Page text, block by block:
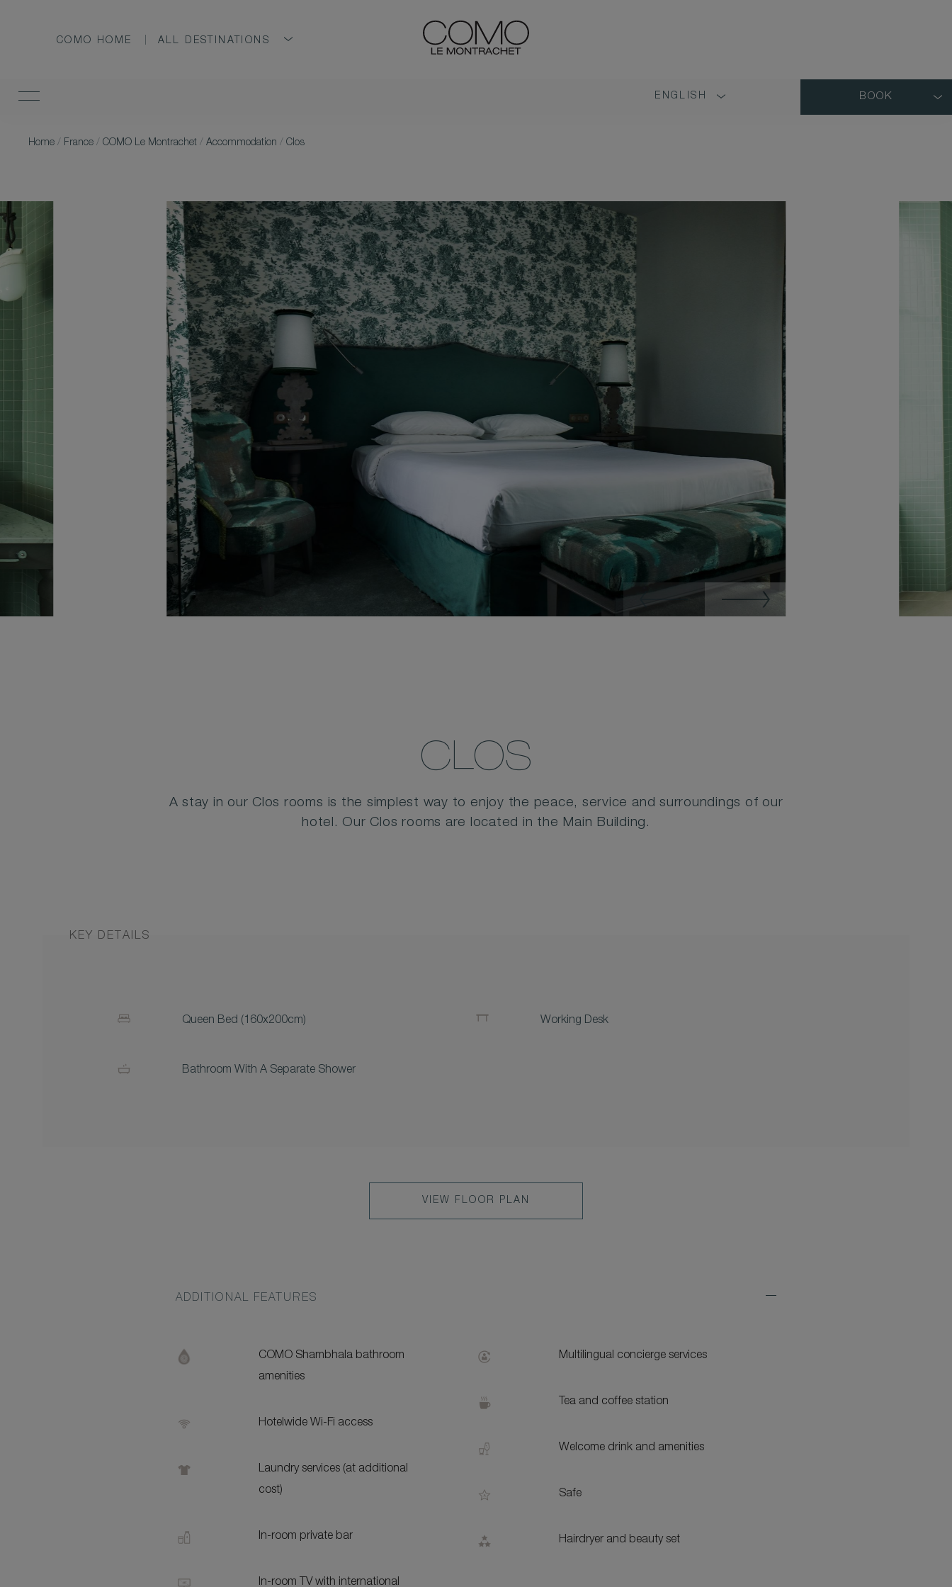
COMO HOME ALL DESTINATIONS
ENGLISH BOOK
Home / France / COMO Le Montrachet / Accommodation / Clos
CLOS
A stay in our Clos rooms is the simplest way to enjoy the peace, service and surroundings of our
hotel. Our Clos rooms are located in the Main Building.
KEY DETAILS
Queen Bed (160x200cm)
Bathroom With A Separate Shower
Working Desk
VIEW FLOOR PLAN
ADDITIONAL FEATURES
COMO Shambhala bathroom
amenities
Hotelwide Wi-Fi access
Laundry services (at additional
cost)
In-room private bar
In-room TV with international
Multilingual concierge services
Tea and coffee station
Welcome drink and amenities
Safe
Hairdryer and beauty set